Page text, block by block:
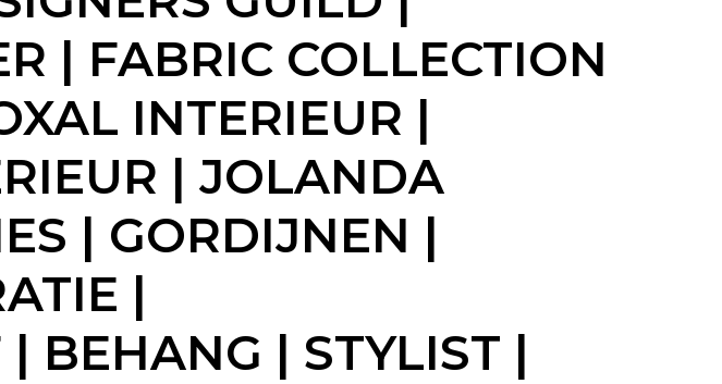
| FABRIC COLLECTION
INTERIEUR |
| JOLANDA
| GORDIJNEN |
|
BEHANG | STYLIST |